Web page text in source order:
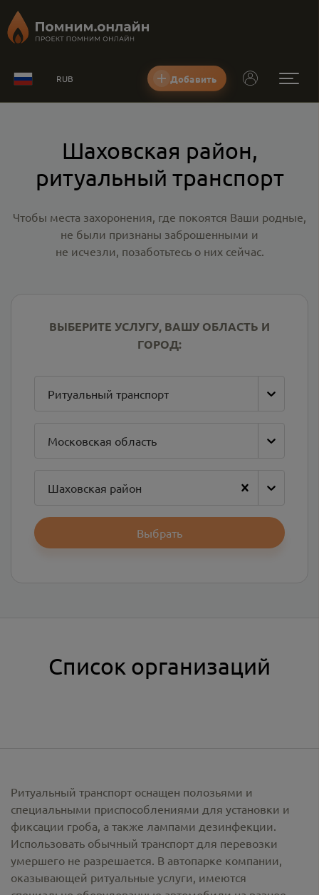
RUB Добавить
Шаховская район,
ритуальный транспорт
Чтобы места захоронения, где покоятся Ваши родные,
не были признаны заброшенными и
не исчезли, позаботьтесь о них сейчас.
ВЫБЕРИТЕ УСЛУГУ, ВАШУ ОБЛАСТЬ И
ГОРОД:
Ритуальный транспорт
Московская область
Шаховская район
Выбрать
Список организаций
Ритуальный транспорт оснащен полозьями и
специальными приспособлениями для установки и
фиксации гроба, а также лампами дезинфекции.
Использовать обычный транспорт для перевозки
умершего не разрешается. В автопарке компании,
оказывающей ритуальные услуги, имеются